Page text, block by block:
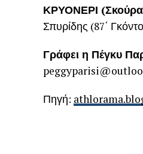
ΚΡΥΟΝΕΡΙ
Σπυρίδης (87΄
Γράφει η Πέγκυ
Πηγή: